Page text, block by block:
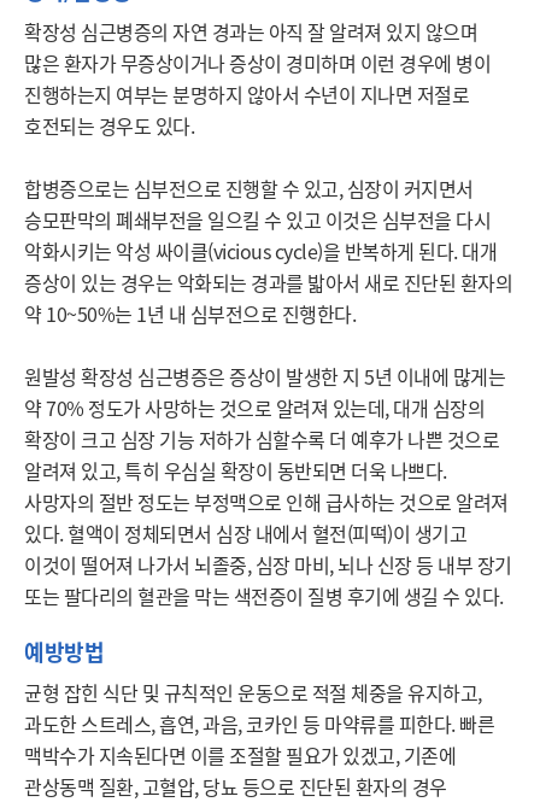
확장성 심근병증의 자연 경과는 아직 잘 알려져 있지 않으며
많은 환자가 무증상이거나 증상이 경미하며 이런 경우에 병이
진행하는지 여부는 분명하지 않아서 수년이 지나면 저절로
호전되는 경우도 있다.
합병증으로는 심부전으로 진행할 수 있고, 심장이 커지면서
승모판막의 폐쇄부전을 일으킬 수 있고 이것은 심부전을 다시
악화시키는 악성 싸이클(vicious cycle)을 반복하게 된다. 대개
증상이 있는 경우는 악화되는 경과를 밟아서 새로 진단된 환자의
약 10~50%는 1년 내 심부전으로 진행한다.
원발성 확장성 심근병증은 증상이 발생한 지 5년 이내에 많게는
약 70% 정도가 사망하는 것으로 알려져 있는데, 대개 심장의
확장이 크고 심장 기능 저하가 심할수록 더 예후가 나쁜 것으로
알려져 있고, 특히 우심실 확장이 동반되면 더욱 나쁘다.
사망자의 절반 정도는 부정맥으로 인해 급사하는 것으로 알려져
있다. 혈액이 정체되면서 심장 내에서 혈전(피떡)이 생기고
이것이 떨어져 나가서 뇌졸중, 심장 마비, 뇌나 신장 등 내부 장기
또는 팔다리의 혈관을 막는 색전증이 질병 후기에 생길 수 있다.
예방방법
균형 잡힌 식단 및 규칙적인 운동으로 적절 체중을 유지하고,
과도한 스트레스, 흡연, 과음, 코카인 등 마약류를 피한다. 빠른
맥박수가 지속된다면 이를 조절할 필요가 있겠고, 기존에
관상동맥 질환, 고혈압, 당뇨 등으로 진단된 환자의 경우